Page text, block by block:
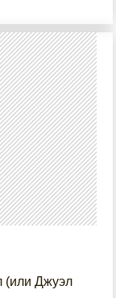
(или Джуэл